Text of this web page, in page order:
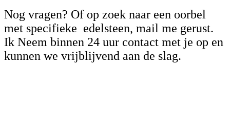
Nog vragen? Of op zoek naar een oorbel
met specifieke edelsteen, mail me gerust.
Ik Neem binnen 24 uur contact met je op en
kunnen we vrijblijvend aan de slag.